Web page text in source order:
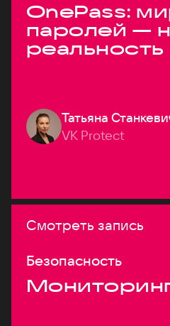
OnePass:
паролей —
реальность
Татьяна
VK Protect
Смотреть запись
Безопасность